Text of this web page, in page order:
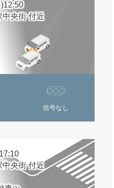
中央街 付近
信号なし
中央街 付近